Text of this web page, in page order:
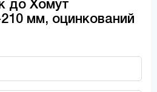
до Хомут
мм, оцинкований